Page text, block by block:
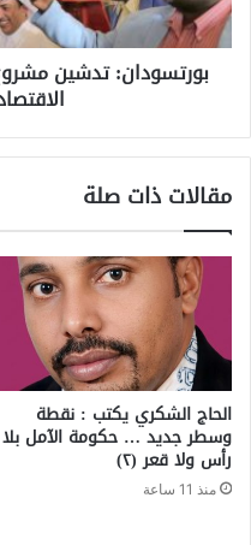
بورتسودان: تدشين
مقالات ذات صلة
الحاج الشكري يكتب : نقطة
وسطر جديد … حكومة الآمل بلا
رأس ولا قعر (٢)
منذ 11 ساعة